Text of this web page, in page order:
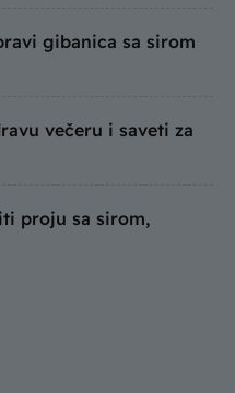
gibanica sa sirom
večeru i saveti za
proju sa sirom,